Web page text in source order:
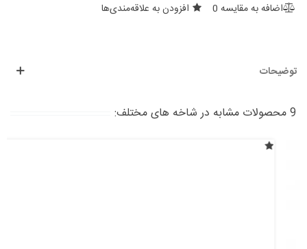
اضافه به مقایسه 0 افزودن به علاقه‌مندی‌ها
توضیحات
9 محصولات مشابه در شاخه های مختلف: